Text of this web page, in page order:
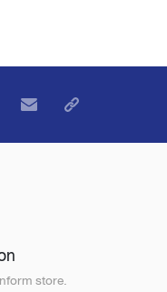
store.